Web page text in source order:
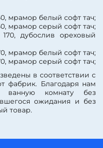
мрамор белый софт тач;
мрамор серый софт тач;
дубослив ореховый
мрамор белый софт тач;
мрамор серый софт тач;
в соответствии с
фабрик. Благодаря нам
ванную комнату без
ожидания и без
товар.